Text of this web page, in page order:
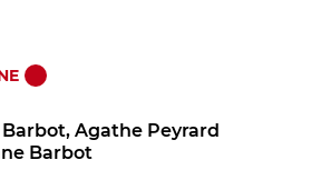
Agathe Peyrard
Barbot